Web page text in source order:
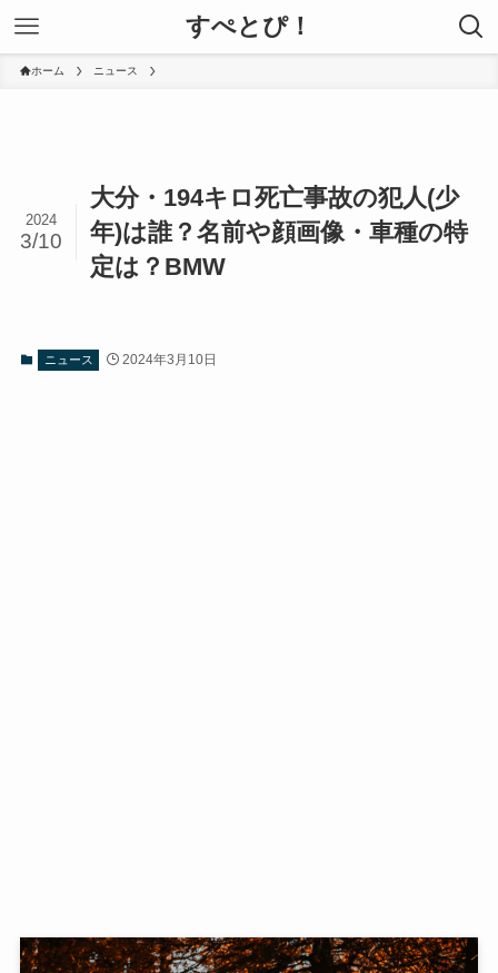
すぺとぴ！
ホーム ニュース
大分・194キロ死亡事故の犯人(少
年)は誰？名前や顔画像・車種の特
定は？BMW
2024
3/10
ニュース 2024年3月10日